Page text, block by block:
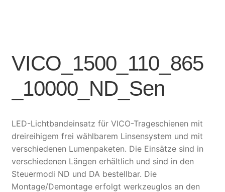
VICO_1500_110_865
_10000_ND_Sen
LED-Lichtbandeinsatz für VICO-Trageschienen mit
dreireihigem frei wählbarem Linsensystem und mit
verschiedenen Lumenpaketen. Die Einsätze sind in
verschiedenen Längen erhältlich und sind in den
Steuermodi ND und DA bestellbar. Die
Montage/Demontage erfolgt werkzeuglos an den